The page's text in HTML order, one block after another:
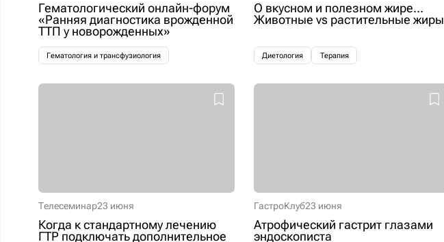
Гематологический онлайн-форум
«Ранняя диагностика врожденной
ТТП у новорожденных»
Гематология и трансфузиология
О вкусном и полезном жире...
Животные vs растительные жиры
Диетология Терапия
Телесеминар23 июня
Когда к стандартному лечению
ГТР подключать дополнительное
ГастроКлуб23 июня
Атрофический гастрит глазами
эндоскописта